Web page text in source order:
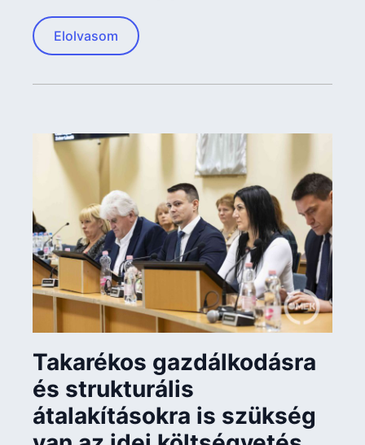
Elolvasom
Takarékos gazdálkodásra
és strukturális
átalakításokra is szükség